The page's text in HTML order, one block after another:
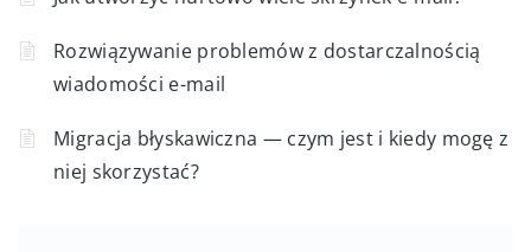
Rozwiązywanie problemów z dostarczalnością
wiadomości e-mail
Migracja błyskawiczna — czym jest i kiedy mogę z
niej skorzystać?